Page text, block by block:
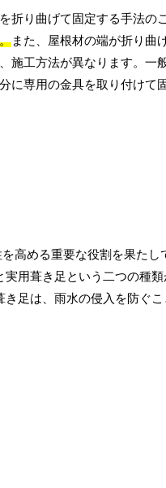
折り曲げて固定する手法の
また、屋根材の端が折り曲
施工方法が異なります。一
に専用の金具を取り付けて
高める重要な役割を果たし
用葺き足という二つの種類
足は、雨水の侵入を防ぐこ